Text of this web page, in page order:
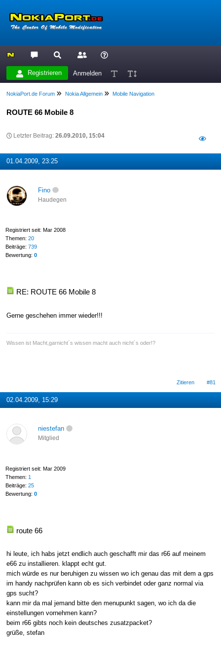
Registrieren Anmelden
NokiaPort.de Forum Nokia Allgemein Mobile Navigation
ROUTE 66 Mobile 8
Letzter Beitrag:26.09.2010, 15:04
01.04.2009, 23:25
Fino
Haudegen
Registriert seit: Mar 2008
Themen: 20
Beiträge: 739
Bewertung: 0
RE: ROUTE 66 Mobile 8
Gerne geschehen immer wieder!!!
Wissen ist Macht,garnicht´s wissen macht auch nicht´s oder!?
Zitieren #81
02.04.2009, 15:29
niestefan
Mitglied
Registriert seit: Mar 2009
Themen: 1
Beiträge: 25
Bewertung: 0
route 66
hi leute, ich habs jetzt endlich auch geschafft mir das r66 auf meinem
e66 zu installieren. klappt echt gut.
mich würde es nur beruhigen zu wissen wo ich genau das mit dem a gps
im handy nachprüfen kann ob es sich verbindet oder ganz normal via
gps sucht?
kann mir da mal jemand bitte den menupunkt sagen, wo ich da die
einstellungen vornehmen kann?
beim r66 gibts noch kein deutsches zusatzpacket?
grüße, stefan